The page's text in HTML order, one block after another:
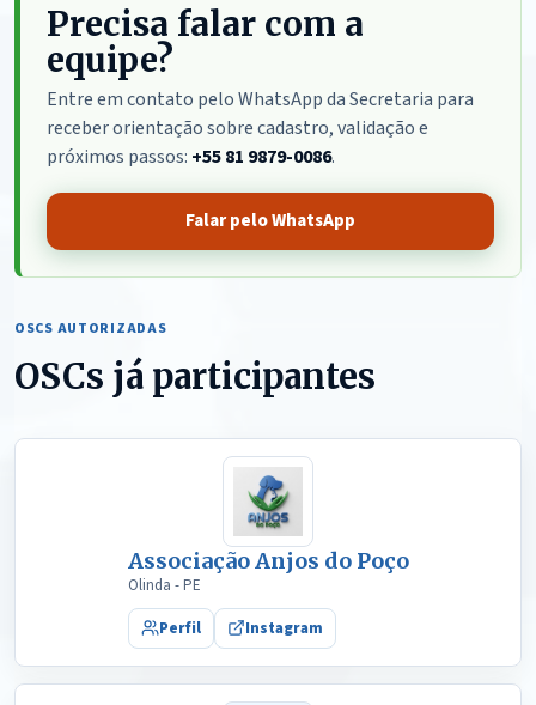
Precisa falar com a
equipe?
Entre em contato pelo WhatsApp da Secretaria para
receber orientação sobre cadastro, validação e
próximos passos: +55 81 9879-0086.
Falar pelo WhatsApp
OSCS AUTORIZADAS
OSCs já participantes
Associação Anjos do Poço
Olinda - PE
Perfil
Instagram